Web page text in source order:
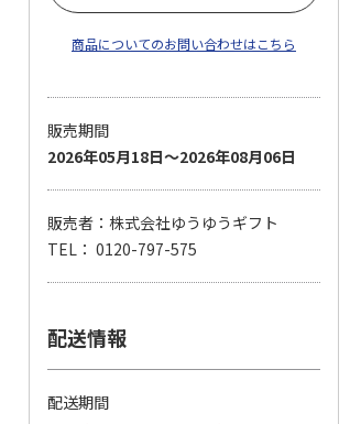
商品についてのお問い合わせはこちら
販売期間
2026年05月18日～2026年08月06日
販売者：株式会社ゆうゆうギフト
TEL： 0120-797-575
配送情報
配送期間